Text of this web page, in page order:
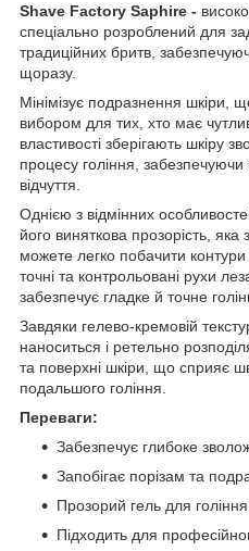
Shave Factory Saphire -
спеціально розроблений для
традиційних бритв,
щоразу.
Мінімізує подразнення шкіри,
вибором для тих, хто має
властивості зберігають шкіру
процесу гоління,
відчуття.
Однією з відмінних
його виняткова прозорість, яка
можете легко побачити
точні та контрольовані рухи
забезпечує гладке й точне
Завдяки гелево-кремовій
наноситься і ретельно
та поверхні шкіри, що сприяє
подальшого гоління.
Переваги:
Забезпечує глибоке
Запобігає порізам та
Прозорий гель для гоління.
Підходить для